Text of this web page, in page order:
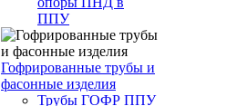
ППУ
Гофрированные трубы и
фасонные изделия
Трубы ГОФР ППУ